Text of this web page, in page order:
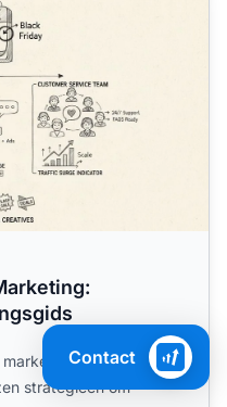
met onze
strategieën om
Contact